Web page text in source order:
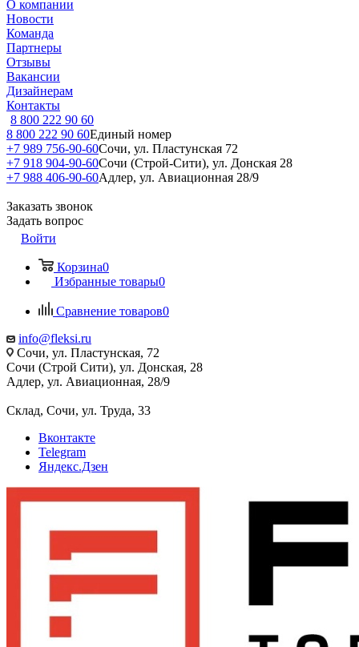
О компании
Новости
Команда
Партнеры
Отзывы
Вакансии
Дизайнерам
Контакты
8 800 222 90 60
8 800 222 90 60Единый номер
+7 989 756-90-60Сочи, ул. Пластунская 72
+7 918 904-90-60Сочи (Строй-Сити), ул. Донская 28
+7 988 406-90-60Адлер, ул. Авиационная 28/9
Заказать звонок
Задать вопрос
Войти
Корзина0
Избранные товары0
Сравнение товаров0
info@fleksi.ru
Сочи, ул. Пластунская, 72
Сочи (Строй Сити), ул. Донская, 28
Адлер, ул. Авиационная, 28/9
Склад, Сочи, ул. Труда, 33
Вконтакте
Telegram
Яндекс.Дзен